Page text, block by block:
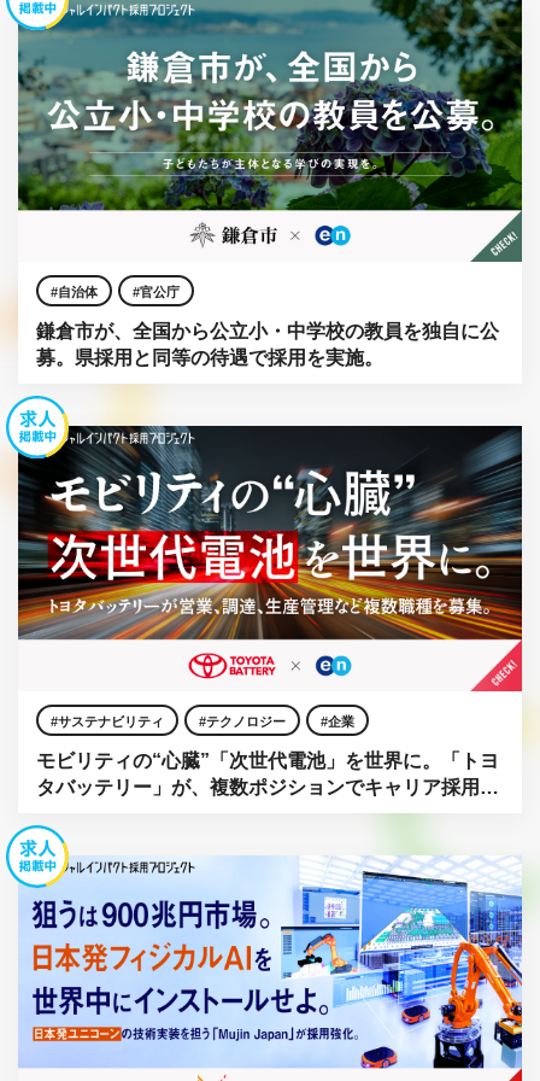
自治体 官公庁
鎌倉市が、全国から公立小・中学校の教員を独自に公
募。県採用と同等の待遇で採用を実施。
サステナビリティ テクノロジー 企業
モビリティの“心臓”「次世代電池」を世界に。「トヨ
タバッテリー」が、複数ポジションでキャリア採用を